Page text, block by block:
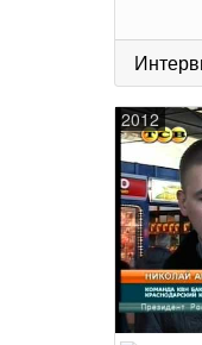
2012